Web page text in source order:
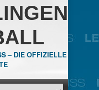
– DIE OFFIZIELLE